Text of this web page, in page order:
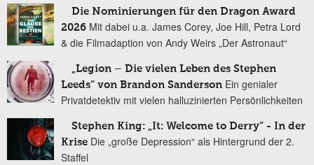
Die Nominierungen für den Dragon Award
2026 Mit dabei u.a. James Corey, Joe Hill, Petra Lord
& die Filmadaption von Andy Weirs „Der Astronaut“
„Legion – Die vielen Leben des Stephen
Leeds“ von Brandon Sanderson Ein genialer
Privatdetektiv mit vielen halluzinierten Persönlichkeiten
Stephen King: „It: Welcome to Derry“ - In der
Krise Die „große Depression“ als Hintergrund der 2.
Staffel